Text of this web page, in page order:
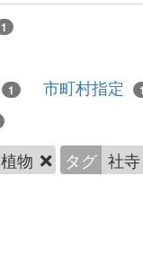
1
1 市町村指定
植物 タグ 社